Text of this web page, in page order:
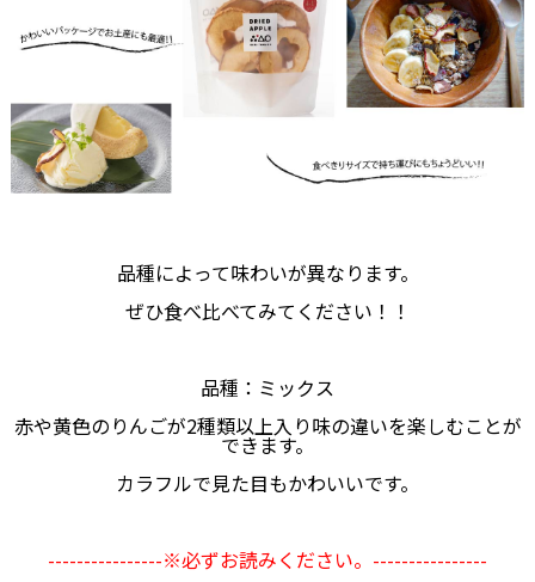
品種によって味わいが異なります。
ぜひ食べ比べてみてください！！
品種：ミックス
赤や黄色のりんごが2種類以上入り味の違いを楽しむことが
できます。
カラフルで見た目もかわいいです。
----------------※必ずお読みください。----------------